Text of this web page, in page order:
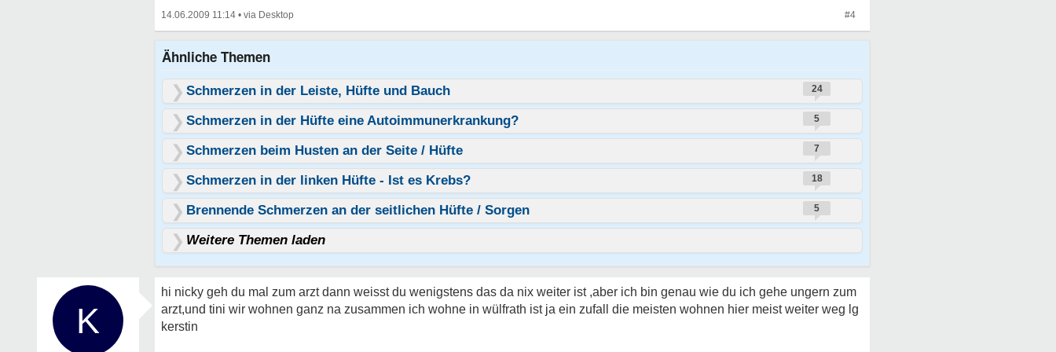
14.06.2009 11:14 • #4
Ähnliche Themen
Schmerzen in der Leiste, Hüfte und Bauch 24
Schmerzen in der Hüfte eine Autoimmunerkrankung? 5
Schmerzen beim Husten an der Seite / Hüfte 7
Schmerzen in der linken Hüfte - Ist es Krebs? 18
Brennende Schmerzen an der seitlichen Hüfte / Sorgen 5
Weitere Themen laden
K
hi nicky geh du mal zum arzt dann weisst du wenigstens das da nix weiter ist ,aber ich bin genau wie du ich gehe ungern zum
arzt,und tini wir wohnen ganz na zusammen ich wohne in wülfrath ist ja ein zufall die meisten wohnen hier meist weiter weg lg
kerstin